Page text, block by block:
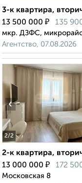
3-к квартира,
13 500 000 ₽ 135
мкр. ДЗФС,
Агентство, 07.08.2026
2/2
‹
2-к квартира,
13 000 000 ₽ 172
Московская 8